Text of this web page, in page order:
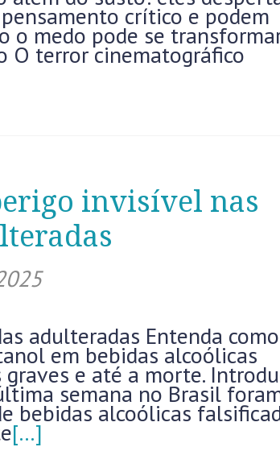
crítico e podem
o medo pode se
O terror cinematográfico
invisível nas
adulteradas Entenda
em bebidas alcoólicas
e até a morte.
semana no Brasil
bebidas alcoólicas
[…]